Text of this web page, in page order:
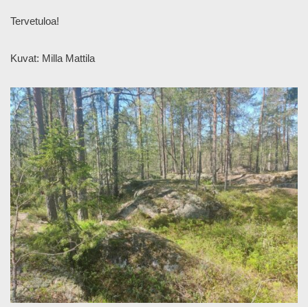
Tervetuloa!
Kuvat: Milla Mattila